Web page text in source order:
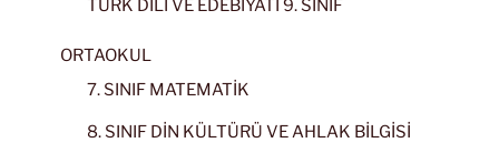
TÜRK DİLİ VE EDEBİYATI 9. SINIF
ORTAOKUL
7. SINIF MATEMATİK
8. SINIF DİN KÜLTÜRÜ VE AHLAK BİLGİSİ